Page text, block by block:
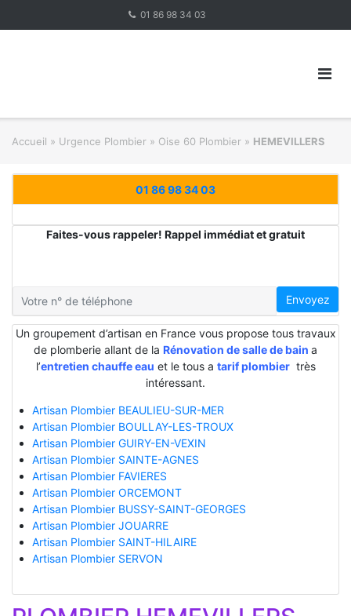
01 86 98 34 03
Accueil » Urgence Plombier » Oise 60 Plombier » HEMEVILLERS
01 86 98 34 03
Faites-vous rappeler! Rappel immédiat et gratuit
Envoyez
Un groupement d’artisan en France vous propose tous travaux
de plomberie allant de la Rénovation de salle de bain a
l’entretien chauffe eau et le tous a tarif plombiertrès
intéressant.
Artisan Plombier BEAULIEU-SUR-MER
Artisan Plombier BOULLAY-LES-TROUX
Artisan Plombier GUIRY-EN-VEXIN
Artisan Plombier SAINTE-AGNES
Artisan Plombier FAVIERES
Artisan Plombier ORCEMONT
Artisan Plombier BUSSY-SAINT-GEORGES
Artisan Plombier JOUARRE
Artisan Plombier SAINT-HILAIRE
Artisan Plombier SERVON